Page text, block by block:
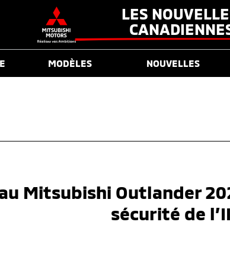
LES
MODÈLES NOUVELLES
Mitsubishi Outlander
sécurité de